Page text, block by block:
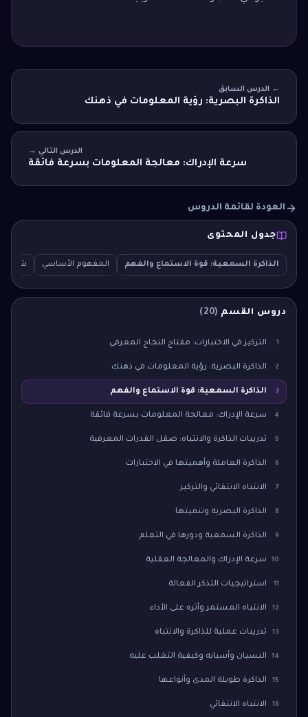
← الدرس السابق
الذاكرة البصرية: رؤية المعلومات في ذهنك
الدرس التالي →
سرعة الإدراك: معالجة المعلومات بسرعة فائقة
العودة لقائمة الدروس
جدول المحتوى
الذاكرة السمعية: قوة الاستماع والفهم المفهوم الأساسي شرح
دروس القسم (
20
)
1 التركيز في الاختبارات: مفتاح النجاح المعرفي
2 الذاكرة البصرية: رؤية المعلومات في ذهنك
3 الذاكرة السمعية: قوة الاستماع والفهم
4 سرعة الإدراك: معالجة المعلومات بسرعة فائقة
5 تدريبات الذاكرة والانتباه: صقل القدرات المعرفية
6 الذاكرة العاملة وأهميتها في الاختبارات
7 الانتباه الانتقائي والتركيز
8 الذاكرة البصرية وتنميتها
9 الذاكرة السمعية ودورها في التعلم
10 سرعة الإدراك والمعالجة العقلية
11 استراتيجيات التذكر الفعالة
12 الانتباه المستمر وأثره على الأداء
13 تدريبات عملية للذاكرة والانتباه
14 النسيان وأسبابه وكيفية التغلب عليه
15 الذاكرة طويلة المدى وأنواعها
16 الانتباه الانتقائي